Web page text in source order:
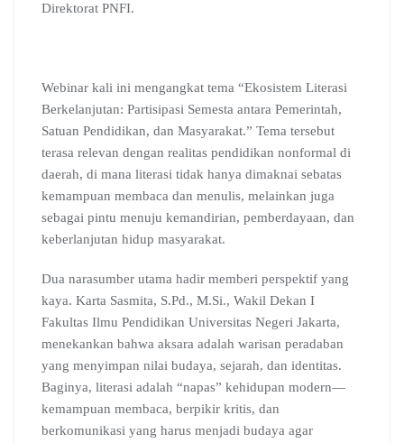
Direktorat PNFI.
Webinar kali ini mengangkat tema “Ekosistem Literasi
Berkelanjutan: Partisipasi Semesta antara Pemerintah,
Satuan Pendidikan, dan Masyarakat.” Tema tersebut
terasa relevan dengan realitas pendidikan nonformal di
daerah, di mana literasi tidak hanya dimaknai sebatas
kemampuan membaca dan menulis, melainkan juga
sebagai pintu menuju kemandirian, pemberdayaan, dan
keberlanjutan hidup masyarakat.
Dua narasumber utama hadir memberi perspektif yang
kaya. Karta Sasmita, S.Pd., M.Si., Wakil Dekan I
Fakultas Ilmu Pendidikan Universitas Negeri Jakarta,
menekankan bahwa aksara adalah warisan peradaban
yang menyimpan nilai budaya, sejarah, dan identitas.
Baginya, literasi adalah “napas” kehidupan modern—
kemampuan membaca, berpikir kritis, dan
berkomunikasi yang harus menjadi budaya agar